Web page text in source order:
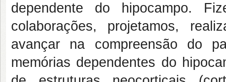
dependente do hipocampo.
colaborações, projetamos,
avançar na compreensão do
memórias dependentes do